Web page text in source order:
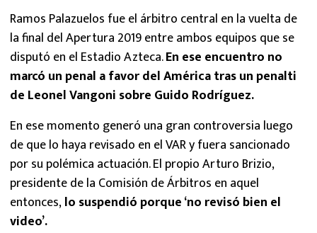
Ramos Palazuelos fue el árbitro central en la vuelta de
la final del Apertura 2019 entre ambos equipos que se
disputó en el Estadio Azteca.En ese encuentro no
marcó un penal a favor del América tras un penalti
de Leonel Vangoni sobre Guido Rodríguez.
En ese momento generó una gran controversia luego
de que lo haya revisado en el VAR y fuera sancionado
por su polémica actuación. El propio Arturo Brizio,
presidente de la Comisión de Árbitros en aquel
entonces,lo suspendió porque ‘no revisó bien el
video’.